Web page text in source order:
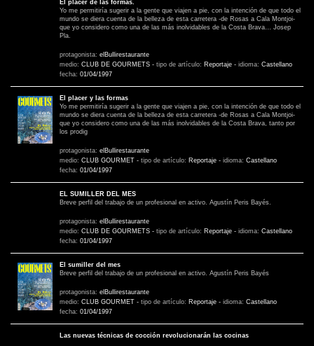
El placer de las formas.
Yo me permitiría sugerir a la gente que viajen a pie, con la intención de que todo el
mundo se diera cuenta de la belleza de esta carretera -de Rosas a Cala Montjoi-
que yo considero como una de las más inolvidables de la Costa Brava… Josep
Pla.
protagonista: elBullirestaurante
medio: CLUB DE GOURMETS - tipo de artículo: Reportaje - idioma: Castellano
fecha: 01/04/1997
El placer y las formas
Yo me permitiría sugerir a la gente que viajen a pie, con la intención de que todo el
mundo se diera cuenta de la belleza de esta carretera -de Rosas a Cala Montjoi-
que yo considero como una de las más inolvidables de la Costa Brava, tanto por
los prodig
protagonista: elBullirestaurante
medio: CLUB GOURMET - tipo de artículo: Reportaje - idioma: Castellano
fecha: 01/04/1997
EL SUMILLER DEL MES
Breve perfil del trabajo de un profesional en activo. Agustín Peris Bayés.
protagonista: elBullirestaurante
medio: CLUB DE GOURMETS - tipo de artículo: Reportaje - idioma: Castellano
fecha: 01/04/1997
El sumiller del mes
Breve perfil del trabajo de un profesional en activo. Agustín Peris Bayés
protagonista: elBullirestaurante
medio: CLUB GOURMET - tipo de artículo: Reportaje - idioma: Castellano
fecha: 01/04/1997
Las nuevas técnicas de cocción revolucionarán las cocinas